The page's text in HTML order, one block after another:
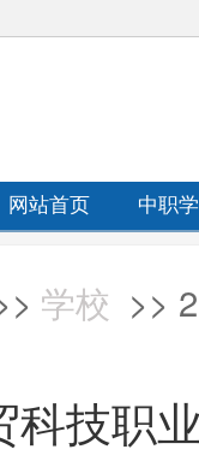
网站首页 中职
学校 >>
科技职